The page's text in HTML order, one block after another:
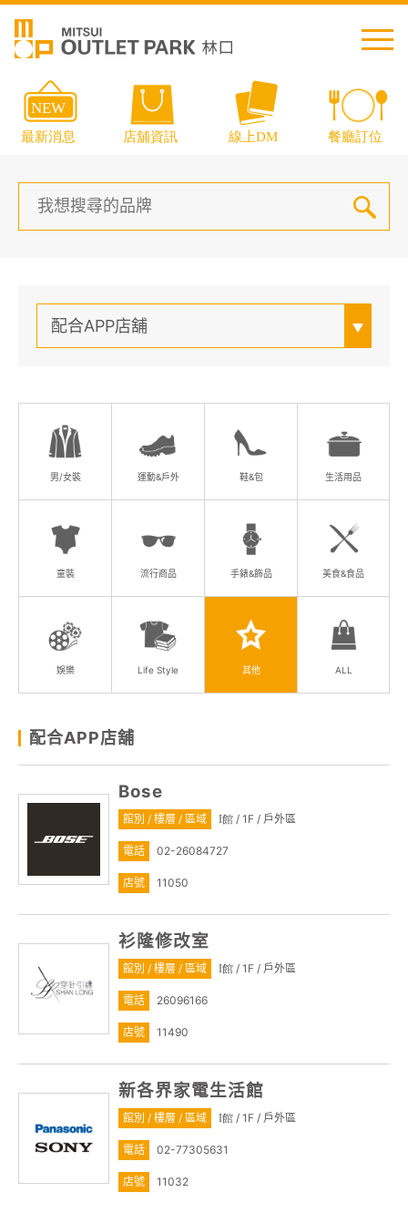
交通資訊
顧客服務
關於我們
APP會員專區
配合APP店舖
男/女裝 運動&戶外 鞋&包 生活用品
童裝 流行商品 手錶&飾品 美食&食品
娛樂 Life Style 其他 ALL
配合APP店舖
Bose
館別 / 樓層 / 區域 I館 / 1F / 戶外區
電話 02-26084727
店號 11050
衫隆修改室
館別 / 樓層 / 區域 I館 / 1F / 戶外區
電話 26096166
店號 11490
新各界家電生活館
館別 / 樓層 / 區域 I館 / 1F / 戶外區
電話 02-77305631
店號 11032